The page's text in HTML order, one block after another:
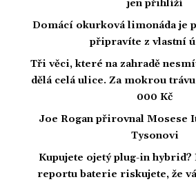
jen přihlíží
Domácí okurková limonáda je
připravíte z vlastní
Tři věci, které na zahradě
dělá celá ulice. Za mokrou trávu
000 Kč
Joe Rogan přirovnal Mosese
Tysonovi
Kupujete ojetý plug-in hybrid?
reportu baterie riskujete, že